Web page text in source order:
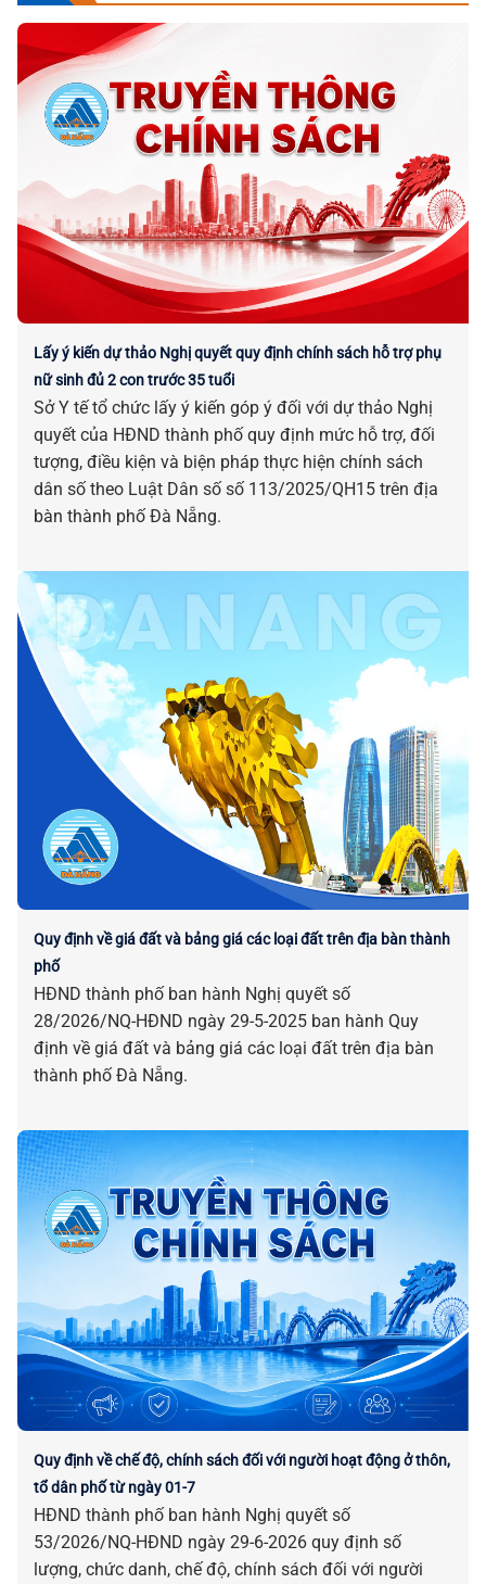
Lấy ý kiến dự thảo Nghị quyết quy định chính sách hỗ trợ phụ
nữ sinh đủ 2 con trước 35 tuổi
Sở Y tế tổ chức lấy ý kiến góp ý đối với dự thảo Nghị
quyết của HĐND thành phố quy định mức hỗ trợ, đối
tượng, điều kiện và biện pháp thực hiện chính sách
dân số theo Luật Dân số số 113/2025/QH15 trên địa
bàn thành phố Đà Nẵng.
Quy định về giá đất và bảng giá các loại đất trên địa bàn thành
phố
HĐND thành phố ban hành Nghị quyết số
28/2026/NQ-HĐND ngày 29-5-2025 ban hành Quy
định về giá đất và bảng giá các loại đất trên địa bàn
thành phố Đà Nẵng.
Quy định về chế độ, chính sách đối với người hoạt động ở thôn,
tổ dân phố từ ngày 01-7
HĐND thành phố ban hành Nghị quyết số
53/2026/NQ-HĐND ngày 29-6-2026 quy định số
lượng, chức danh, chế độ, chính sách đối với người